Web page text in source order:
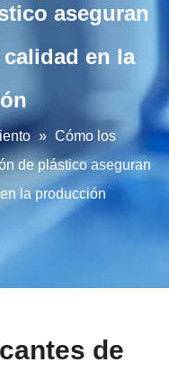
aseguran
en la
» Cómo los
de plástico aseguran
la producción
de